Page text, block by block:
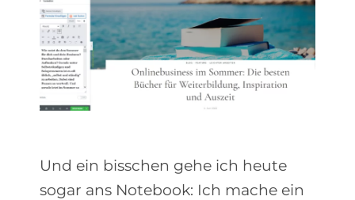
Und ein bisschen gehe ich heute
sogar ans Notebook: Ich mache ein